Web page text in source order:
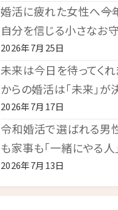
婚活に疲れた女性へ――今
自分を信じる小さなお
2026年7月25日
未来は今日を待ってくれ
からの婚活は「未来」が
2026年7月17日
令和婚活で選ばれる男
も家事も「一緒にやる人
2026年7月13日